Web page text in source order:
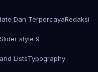
Dan TerpercayaRedaksi
Slider style 9
ListsTypography